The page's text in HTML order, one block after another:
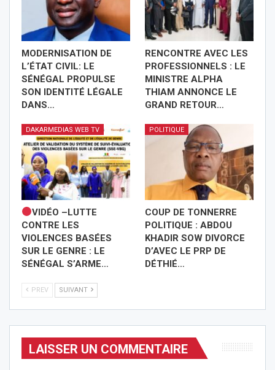
MODERNISATION DE
L’ÉTAT CIVIL: LE
SÉNÉGAL PROPULSE
SON IDENTITÉ LÉGALE
DANS…
RENCONTRE AVEC LES
PROFESSIONNELS : LE
MINISTRE ALPHA
THIAM ANNONCE LE
GRAND RETOUR…
DAKARMEDIAS WEB TV
VIDÉO –LUTTE
CONTRE LES
VIOLENCES BASÉES
SUR LE GENRE : LE
SÉNÉGAL S’ARME…
POLITIQUE
COUP DE TONNERRE
POLITIQUE : ABDOU
KHADIR SOW DIVORCE
D’AVEC LE PRP DE
DÉTHIÉ…
PREV SUIVANT
LAISSER UN COMMENTAIRE